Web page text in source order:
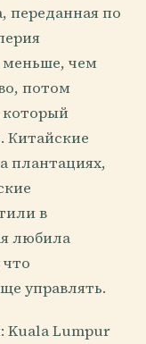
переданная по
меньше, чем
потом
который
Китайские
плантациях,
в
любила
управлять.
Kuala Lumpur